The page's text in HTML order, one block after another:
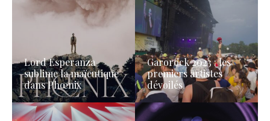
Lord Esperanza
sublime la maïeutique
dans Phœnix
Garorock 2023 : les
premiers artistes
dévoilés